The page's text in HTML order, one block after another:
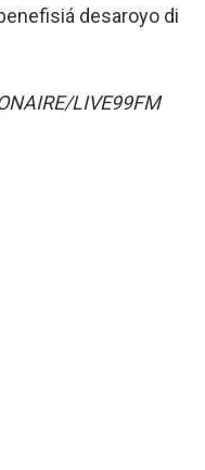
desaroyo di
LIVE99FM